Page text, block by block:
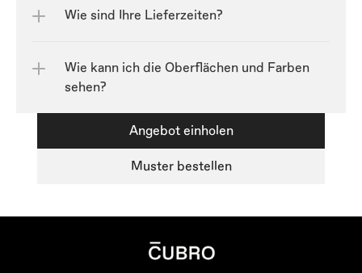
Wie sind Ihre Lieferzeiten?
Wie kann ich die Oberflächen und Farben
sehen?
Angebot einholen
Muster bestellen